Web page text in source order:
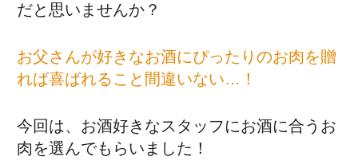
だと思いませんか？
お父さんが好きなお酒にぴったりのお肉を贈
れば喜ばれること間違いない…！
今回は、お酒好きなスタッフにお酒に合うお
肉を選んでもらいました！